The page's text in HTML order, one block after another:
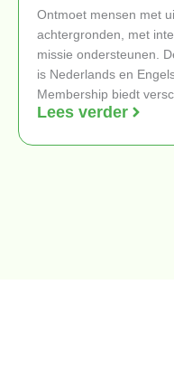
Ontmoet mensen met
achtergronden, met
missie ondersteunen.
is Nederlands en
Membership biedt
Lees verder